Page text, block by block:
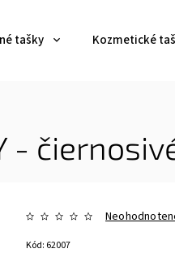
tašky Kozmetické
-
Kód: 62007